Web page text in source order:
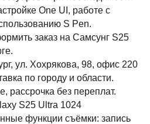
One UI, работе с
S Pen.
заказ на Самсунг S25
ул. Хохрякова, 98, офис 220
по городу и области.
рассрочка без переплат.
S25 Ultra 1024
функции съёмки: запись